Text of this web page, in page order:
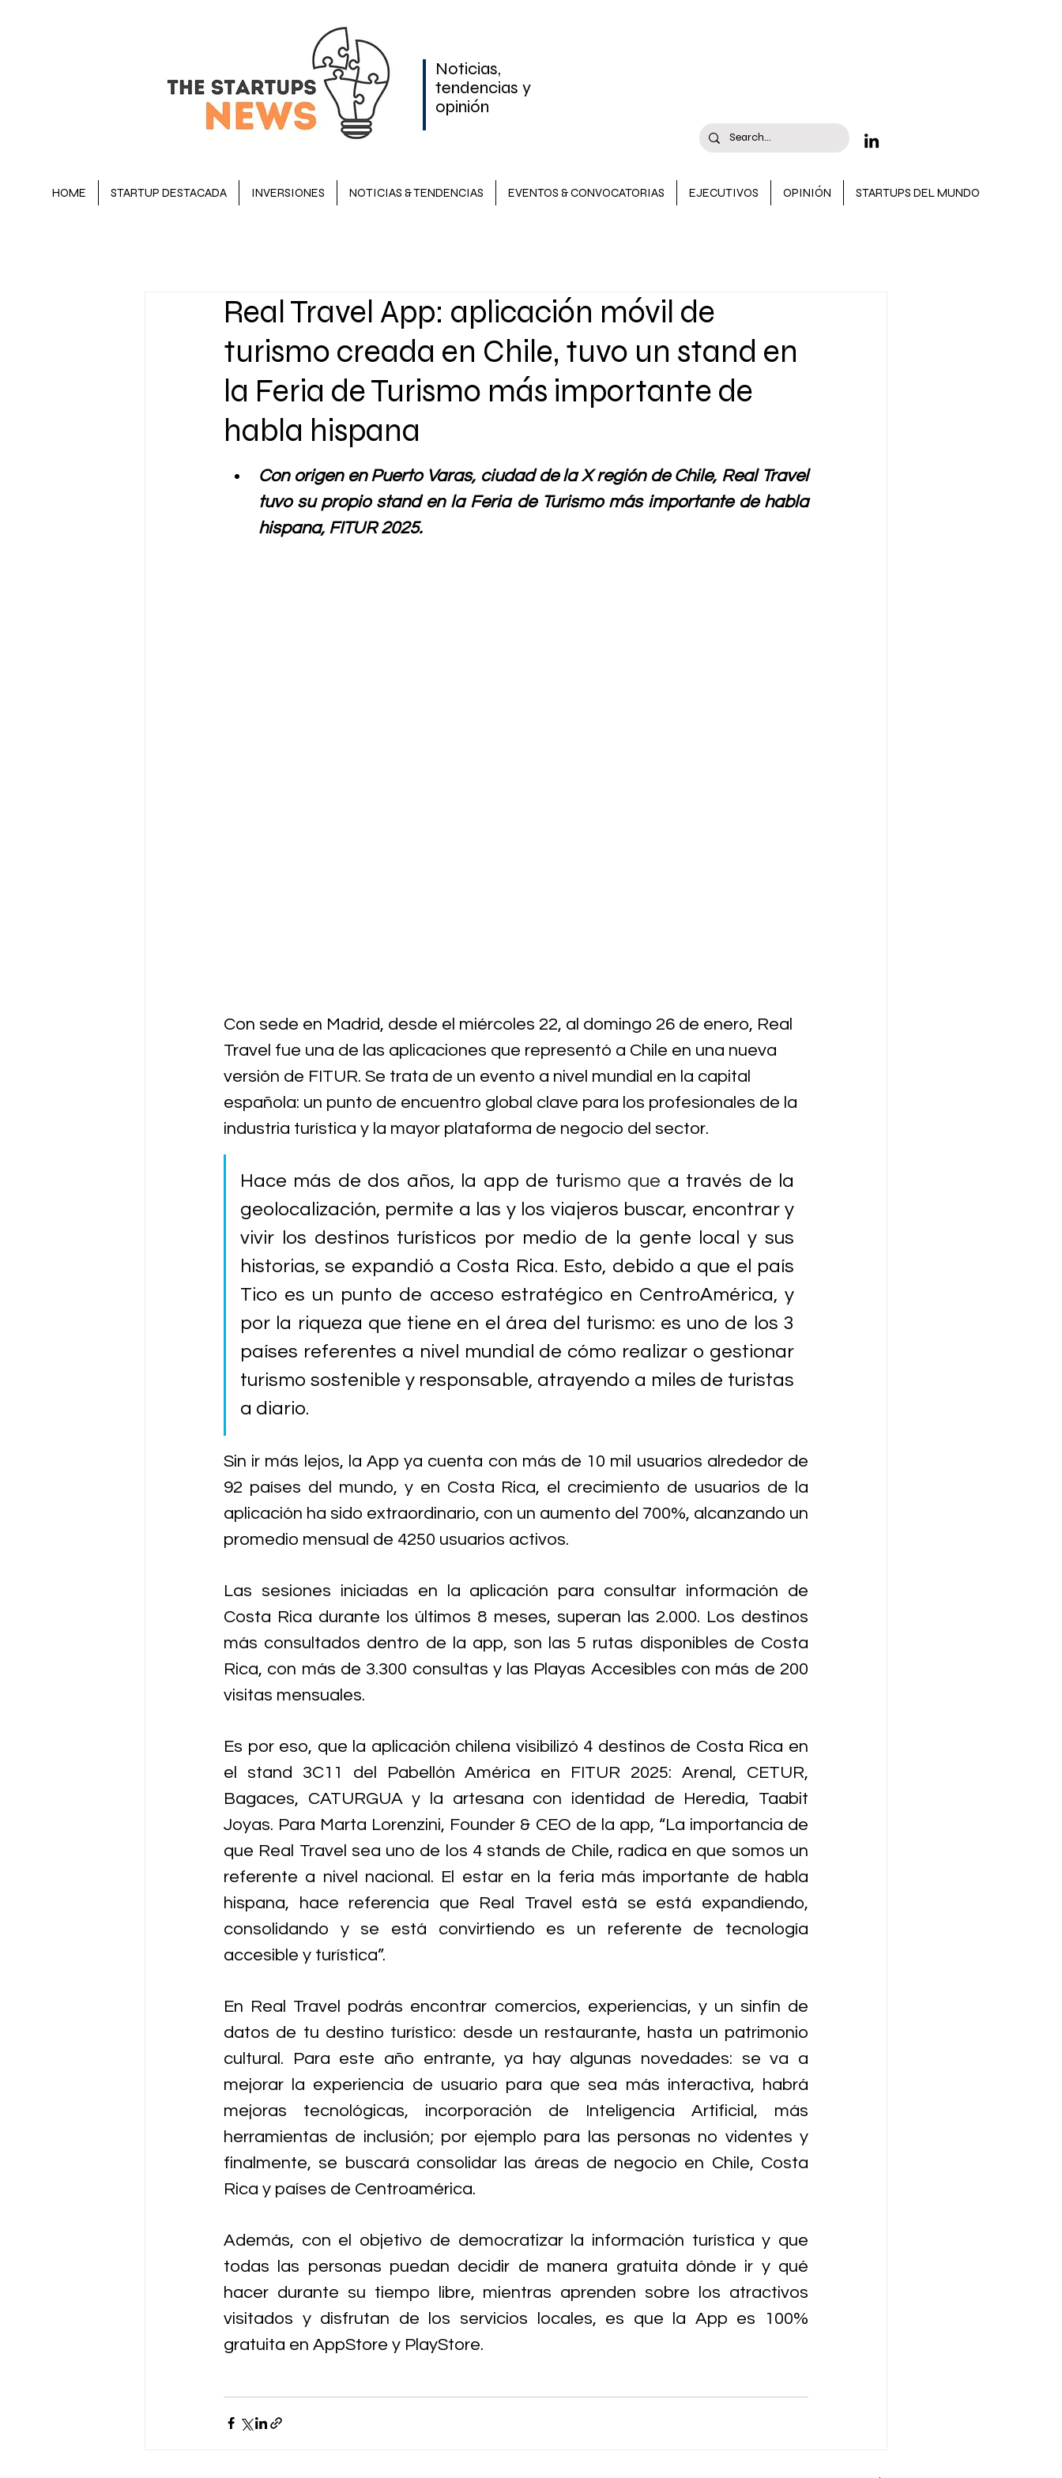
Noticias,
tendencias y
opinión
HOME STARTUP DESTACADA INVERSIONES NOTICIAS & TENDENCIAS EVENTOS & CONVOCATORIAS EJECUTIVOS OPINIÓN STARTUPS DEL MUNDO
EJECUTIVOS LATAM
Real Travel App: aplicación móvil de
turismo creada en Chile, tuvo un stand en
la Feria de Turismo más importante de
habla hispana
Con origen en Puerto Varas, ciudad de la X región de Chile, Real Travel
tuvo su propio stand en la Feria de Turismo más importante de habla
hispana, FITUR 2025.
Con sede en Madrid, desde el miércoles 22, al domingo 26 de enero, Real
Travel fue una de las aplicaciones que representó a Chile en una nueva
versión de FITUR. Se trata de un evento a nivel mundial en la capital
española: un punto de encuentro global clave para los profesionales de la
industria turística y la mayor plataforma de negocio del sector.
Hace más de dos años, la app de turismo que a través de la
geolocalización, permite a las y los viajeros buscar, encontrar y
vivir los destinos turísticos por medio de la gente local y sus
historias, se expandió a Costa Rica. Esto, debido a que el país
Tico es un punto de acceso estratégico en CentroAmérica, y
por la riqueza que tiene en el área del turismo: es uno de los 3
países referentes a nivel mundial de cómo realizar o gestionar
turismo sostenible y responsable, atrayendo a miles de turistas
a diario.
Sin ir más lejos, la App ya cuenta con más de 10 mil usuarios alrededor de
92 países del mundo, y en Costa Rica, el crecimiento de usuarios de la
aplicación ha sido extraordinario, con un aumento del 700%, alcanzando un
promedio mensual de 4250 usuarios activos.
Las sesiones iniciadas en la aplicación para consultar información de
Costa Rica durante los últimos 8 meses, superan las 2.000. Los destinos
más consultados dentro de la app, son las 5 rutas disponibles de Costa
Rica, con más de 3.300 consultas y las Playas Accesibles con más de 200
visitas mensuales.
Es por eso, que la aplicación chilena visibilizó 4 destinos de Costa Rica en
el stand 3C11 del Pabellón América en FITUR 2025: Arenal, CETUR,
Bagaces, CATURGUA y la artesana con identidad de Heredia, Taabit
Joyas. Para Marta Lorenzini, Founder & CEO de la app, “La importancia de
que Real Travel sea uno de los 4 stands de Chile, radica en que somos un
referente a nivel nacional. El estar en la feria más importante de habla
hispana, hace referencia que Real Travel está se está expandiendo,
consolidando y se está convirtiendo es un referente de tecnología
accesible y turística”.
En Real Travel podrás encontrar comercios, experiencias, y un sinfín de
datos de tu destino turístico: desde un restaurante, hasta un patrimonio
cultural. Para este año entrante, ya hay algunas novedades: se va a
mejorar la experiencia de usuario para que sea más interactiva, habrá
mejoras tecnológicas, incorporación de Inteligencia Artificial, más
herramientas de inclusión; por ejemplo para las personas no videntes y
finalmente, se buscará consolidar las áreas de negocio en Chile, Costa
Rica y países de Centroamérica.
Además, con el objetivo de democratizar la información turística y que
todas las personas puedan decidir de manera gratuita dónde ir y qué
hacer durante su tiempo libre, mientras aprenden sobre los atractivos
visitados y disfrutan de los servicios locales, es que la App es 100%
gratuita en AppStore y PlayStore.